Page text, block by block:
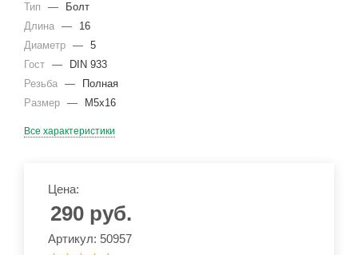
Тип —
Болт
Длина —
16
Диаметр — 5
Гост —
DIN 933
Резьба —
Полная
Размер — М5х16
Все характеристики
Цена:
290 руб.
Артикул: 50957